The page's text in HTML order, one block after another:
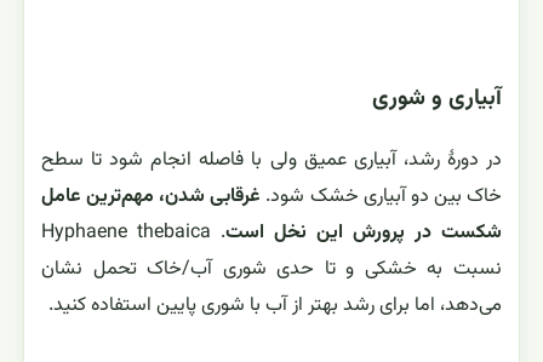
آبیاری و شوری
در دورهٔ رشد، آبیاری عمیق ولی با فاصله انجام شود تا سطح
خاک بین دو آبیاری خشک شود. غرقابی شدن، مهم‌ترین عامل
شکست در پرورش این نخل است . Hyphaene thebaica
نسبت به خشکی و تا حدی شوری آب/خاک تحمل نشان
می‌دهد، اما برای رشد بهتر از آب با شوری پایین استفاده کنید.